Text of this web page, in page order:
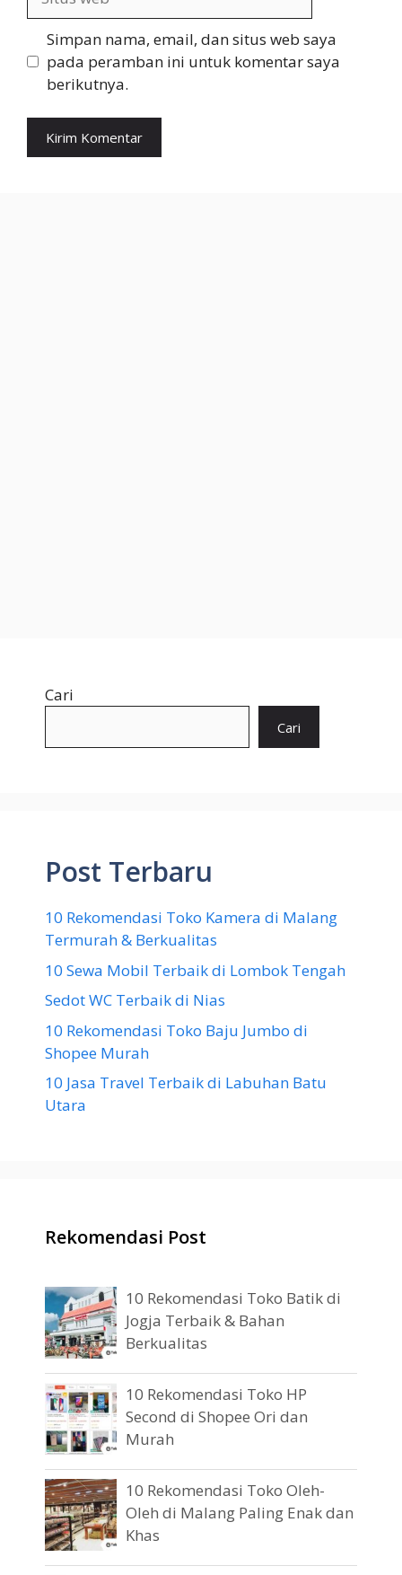
web
Simpan nama, email, dan situs web saya
pada peramban ini untuk komentar saya
berikutnya.
Cari
Cari
Post Terbaru
10 Rekomendasi Toko Kamera di Malang
Termurah & Berkualitas
10 Sewa Mobil Terbaik di Lombok Tengah
Sedot WC Terbaik di Nias
10 Rekomendasi Toko Baju Jumbo di
Shopee Murah
10 Jasa Travel Terbaik di Labuhan Batu
Utara
Rekomendasi Post
10 Rekomendasi Toko Batik di
Jogja Terbaik & Bahan
Berkualitas
10 Rekomendasi Toko HP
Second di Shopee Ori dan
Murah
10 Rekomendasi Toko Oleh-
Oleh di Malang Paling Enak dan
Khas